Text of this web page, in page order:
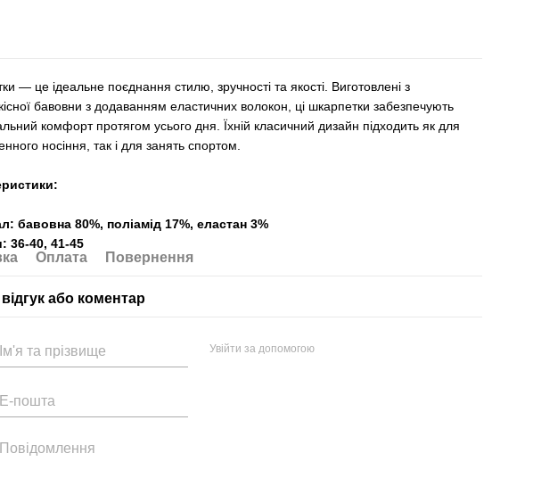
— це ідеальне поєднання стилю, зручності та якості. Виготовлені з
бавовни з додаванням еластичних волокон, ці шкарпетки забезпечують
комфорт протягом усього дня. Їхній класичний дизайн підходить як для
носіння, так і для занять спортом.
бавовна 80%, поліамід 17%, еластан 3%
36-40, 41-45
Оплата Повернення
або коментар
Увійти за допомогою